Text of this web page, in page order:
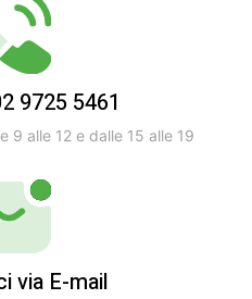
9725 5461
9 alle 12 e dalle 15 alle 19
via E-mail